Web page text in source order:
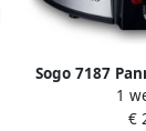
Sogo 7187
Ø
1
€